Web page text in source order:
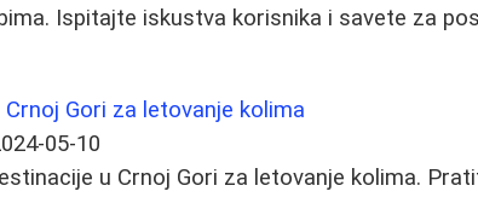
Ispitajte iskustva korisnika i savete za
Gori za letovanje kolima
05-10
u Crnoj Gori za letovanje kolima.